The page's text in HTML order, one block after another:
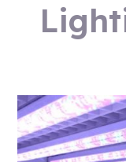
Power
Requirements
and
Key